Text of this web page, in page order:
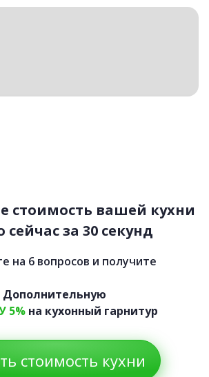
руб.
стоимость вашей кухни
сейчас за 30 секунд
на 6 вопросов и получите
Дополнительную
5%на кухонный гарнитур
стоимость кухни